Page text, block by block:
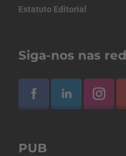
Estatuto Editorial
Siga-nos nas
PUB